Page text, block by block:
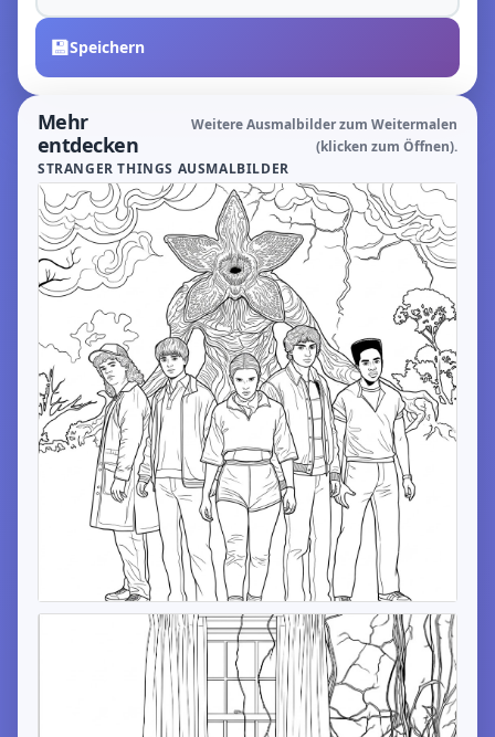
💾Speichern
Mehr
entdecken
Weitere Ausmalbilder zum Weitermalen
(klicken zum Öffnen).
STRANGER THINGS AUSMALBILDER